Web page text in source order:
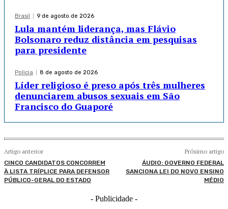
Brasil 9 de agosto de 2026
Lula mantém liderança, mas Flávio
Bolsonaro reduz distância em pesquisas
para presidente
Policia 8 de agosto de 2026
Líder religioso é preso após três mulheres
denunciarem abusos sexuais em São
Francisco do Guaporé
Artigo anterior
CINCO CANDIDATOS CONCORREM
À LISTA TRÍPLICE PARA DEFENSOR
PÚBLICO-GERAL DO ESTADO
Próximo artigo
ÁUDIO: GOVERNO FEDERAL
SANCIONA LEI DO NOVO ENSINO
MÉDIO
- Publicidade -